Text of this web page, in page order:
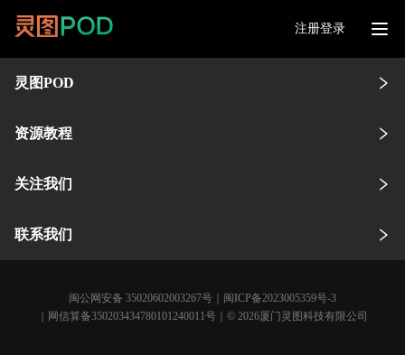
注册登录
灵图POD
资源教程
关注我们
联系我们
闽公网安备 35020602003267号
闽ICP备2023005359号-3
｜网信算备350203434780101240011号｜© 2026厦门灵图科技有限公司